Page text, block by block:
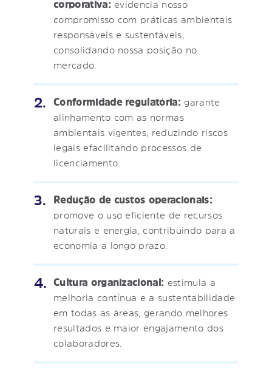
corporativa: evidencia nosso
compromisso com práticas ambientais
responsáveis e sustentáveis,
consolidando nossa posição no
mercado.
Conformidade regulatória: garante
alinhamento com as normas
ambientais vigentes, reduzindo riscos
legais efacilitando processos de
licenciamento.
Redução de custos operacionais:
promove o uso eficiente de recursos
naturais e energia, contribuindo para a
economia a longo prazo.
Cultura organizacional: estimula a
melhoria contínua e a sustentabilidade
em todas as áreas, gerando melhores
resultados e maior engajamento dos
colaboradores.